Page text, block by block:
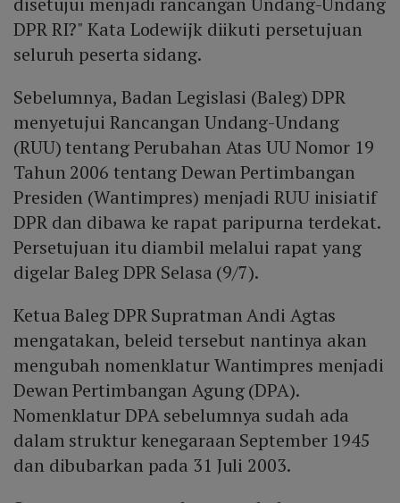
DPR RI?" Kata Lodewijk diikuti persetujuan
seluruh peserta sidang.
Sebelumnya, Badan Legislasi (Baleg) DPR
menyetujui Rancangan Undang-Undang
(RUU) tentang Perubahan Atas UU Nomor 19
Tahun 2006 tentang Dewan Pertimbangan
Presiden (Wantimpres) menjadi RUU inisiatif
DPR dan dibawa ke rapat paripurna terdekat.
Persetujuan itu diambil melalui rapat yang
digelar Baleg DPR Selasa (9/7).
Ketua Baleg DPR Supratman Andi Agtas
mengatakan, beleid tersebut nantinya akan
mengubah nomenklatur Wantimpres menjadi
Dewan Pertimbangan Agung (DPA).
Nomenklatur DPA sebelumnya sudah ada
dalam struktur kenegaraan September 1945
dan dibubarkan pada 31 Juli 2003.